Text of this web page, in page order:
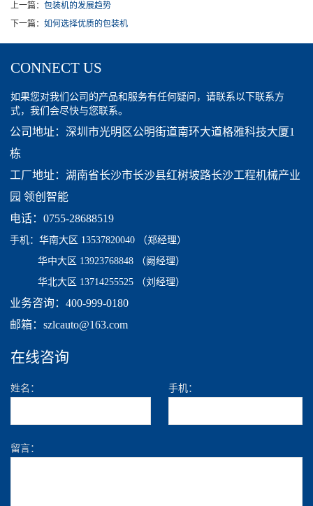
上一篇： 包装机的发展趋势
下一篇： 如何选择优质的包装机
CONNECT US
如果您对我们公司的产品和服务有任何疑问，请联系以下联系方
式，我们会尽快与您联系。
公司地址：深圳市光明区公明街道南环大道格雅科技大厦1
栋
工厂地址：湖南省长沙市长沙县红树坡路长沙工程机械产业
园 领创智能
电话：0755-28688519
手机： 华南大区 13537820040 （郑经理）
华中大区 13923768848 （阙经理）
华北大区 13714255525 （刘经理）
业务咨询：400-999-0180
邮箱：szlcauto@163.com
在线咨询
姓名： 手机：
留言：